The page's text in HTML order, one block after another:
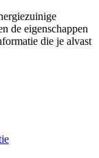
de eigenschappen
die je alvast